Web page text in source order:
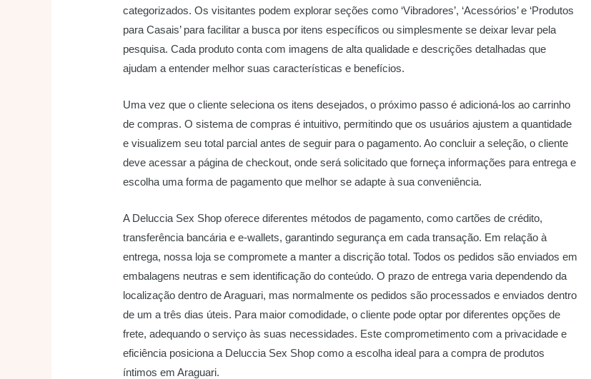
categorizados. Os visitantes podem explorar seções como ‘Vibradores’, ‘Acessórios’ e ‘Produtos
para Casais’ para facilitar a busca por itens específicos ou simplesmente se deixar levar pela
pesquisa. Cada produto conta com imagens de alta qualidade e descrições detalhadas que
ajudam a entender melhor suas características e benefícios.
Uma vez que o cliente seleciona os itens desejados, o próximo passo é adicioná-los ao carrinho
de compras. O sistema de compras é intuitivo, permitindo que os usuários ajustem a quantidade
e visualizem seu total parcial antes de seguir para o pagamento. Ao concluir a seleção, o cliente
deve acessar a página de checkout, onde será solicitado que forneça informações para entrega e
escolha uma forma de pagamento que melhor se adapte à sua conveniência.
A Deluccia Sex Shop oferece diferentes métodos de pagamento, como cartões de crédito,
transferência bancária e e-wallets, garantindo segurança em cada transação. Em relação à
entrega, nossa loja se compromete a manter a discrição total. Todos os pedidos são enviados em
embalagens neutras e sem identificação do conteúdo. O prazo de entrega varia dependendo da
localização dentro de Araguari, mas normalmente os pedidos são processados e enviados dentro
de um a três dias úteis. Para maior comodidade, o cliente pode optar por diferentes opções de
frete, adequando o serviço às suas necessidades. Este comprometimento com a privacidade e
eficiência posiciona a Deluccia Sex Shop como a escolha ideal para a compra de produtos
íntimos em Araguari.